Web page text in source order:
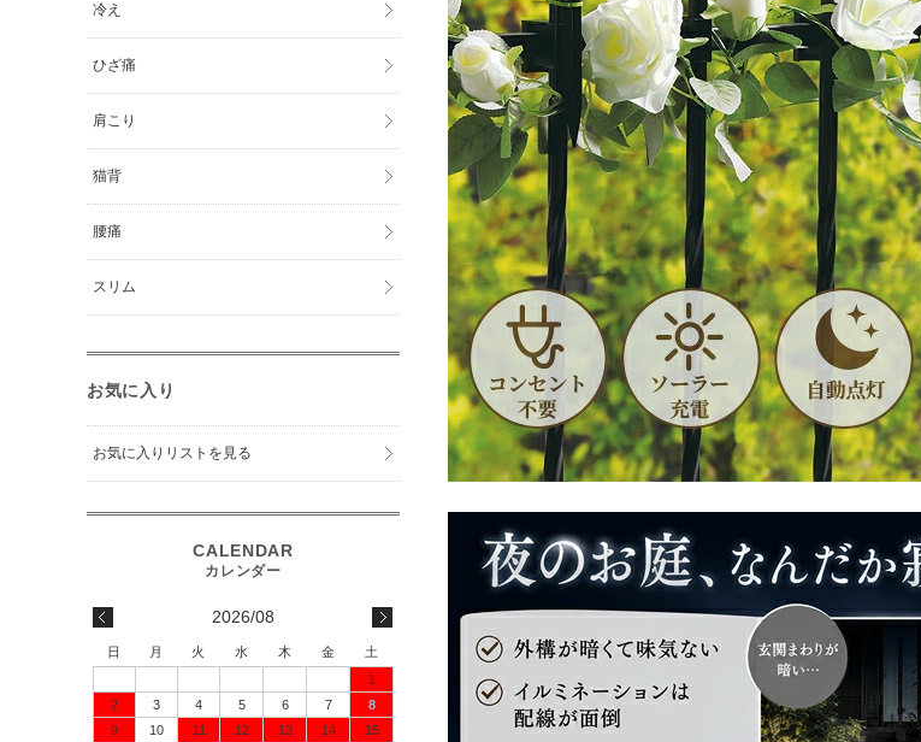
冷え
ひざ痛
肩こり
猫背
腰痛
スリム
お気に入り
お気に入りリストを見る
2026/08
日 月 火 水 木 金
土
1
2
3 4 5 6 7
8
9
10 11 12 13 14
15